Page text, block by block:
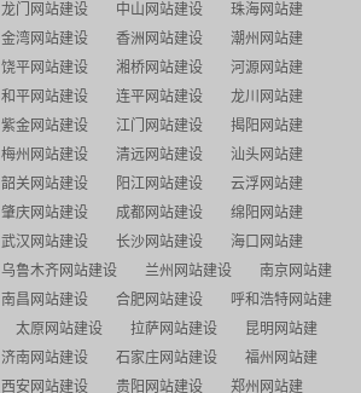
龙门网站建设 中山网站建设
珠海网站建
金湾网站建设 香洲网站建设
潮州网站建
饶平网站建设 湘桥网站建设
河源网站建
和平网站建设 连平网站建设
龙川网站建
紫金网站建设 江门网站建设
揭阳网站建
梅州网站建设 清远网站建设
汕头网站建
韶关网站建设 阳江网站建设
云浮网站建
肇庆网站建设 成都网站建设
绵阳网站建
武汉网站建设 长沙网站建设
海口网站建
乌鲁木齐网站建设 兰州网站建设
南京网站建
南昌网站建设 合肥网站建设
呼和浩特网站建
太原网站建设 拉萨网站建设
昆明网站建
济南网站建设 石家庄网站建设
福州网站建
西安网站建设 贵阳网站建设 郑州网站建